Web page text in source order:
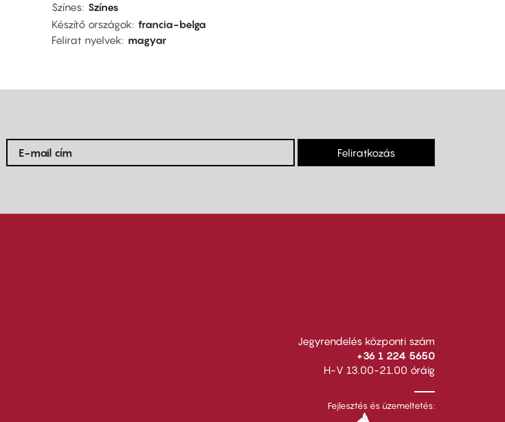
Színes Színes
Készítő országok francia-belga
Felirat nyelvek
magyar
Feliratkozás
Jegyrendelés központi szám
+36 1 224 5650
H-V 13.00-21.00 óráig
Fejlesztés és üzemeltetés: